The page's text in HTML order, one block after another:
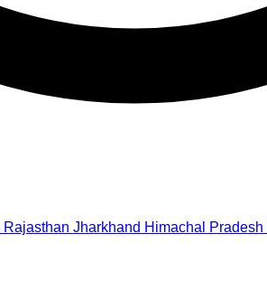
Rajasthan Jharkhand Himachal Pradesh